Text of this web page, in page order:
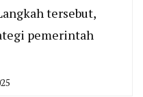
tersebut,
pemerintah